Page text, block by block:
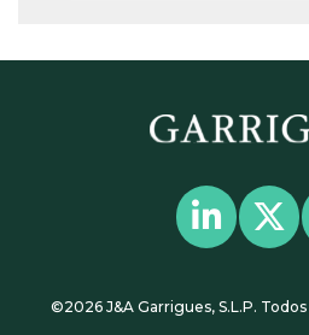
©2026 J&A Garrigues, S.L.P.